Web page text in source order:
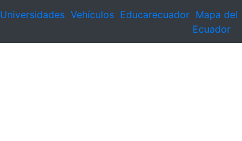
Universidades Vehículos Educarecuador Mapa del
Ecuador